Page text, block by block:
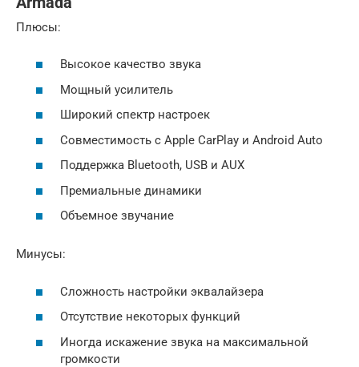
Плюсы:
Высокое качество звука
Мощный усилитель
Широкий спектр настроек
Совместимость с Apple CarPlay и Android Auto
Поддержка Bluetooth, USB и AUX
Премиальные динамики
Объемное звучание
Минусы:
Сложность настройки эквалайзера
Отсутствие некоторых функций
Иногда искажение звука на максимальной
громкости